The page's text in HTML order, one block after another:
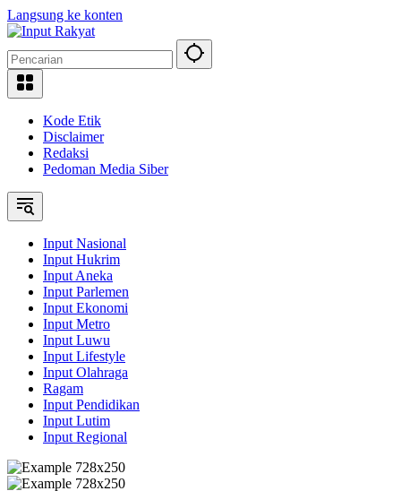
Langsung ke konten
Kode Etik
Disclaimer
Redaksi
Pedoman Media Siber
Input Nasional
Input Hukrim
Input Aneka
Input Parlemen
Input Ekonomi
Input Metro
Input Luwu
Input Lifestyle
Input Olahraga
Ragam
Input Pendidikan
Input Lutim
Input Regional